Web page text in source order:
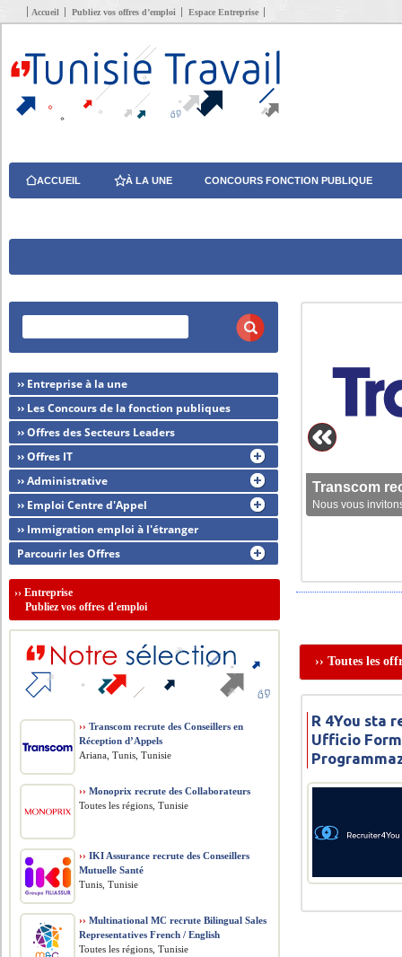
Accueil Publiez vos offres d’emploi Espace Entreprise
ACCUEIL À LA UNE CONCOURS FONCTION PUBLIQUE
Transcom
Nous vous
›› Toutes les
R 4You sta
Ufficio
›› Entreprise à la une
›› Les Concours de la fonction publiques
›› Offres des Secteurs Leaders
›› Offres IT
›› Administrative
›› Emploi Centre d'Appel
›› Immigration emploi à l'étranger
Parcourir les Offres
››Entreprise
Publiez vos offres d'emploi
›› Transcom recrute des Conseillers en
Réception d’Appels
Ariana, Tunis, Tunisie
›› Monoprix recrute des Collaborateurs
Toutes les régions, Tunisie
›› IKI Assurance recrute des Conseillers
Mutuelle Santé
Tunis, Tunisie
›› Multinational MC recrute Bilingual Sales
Representatives French / English
Toutes les régions, Tunisie